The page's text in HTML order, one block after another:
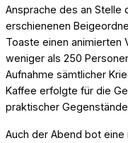
Ansprache des an Stelle
erschienenen
Toaste einen animierten
weniger als 250
Aufnahme sämtlicher
Kaffee erfolgte für die
praktischer
Auch der Abend bot